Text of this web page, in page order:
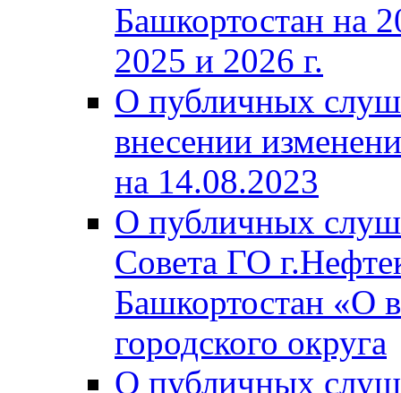
Башкортостан на
2025 и 2026 г.
О публичных
внесении
на 14.08.2023
О публичных
Совета ГО
Башкортостан «О
городского округа
О публичных